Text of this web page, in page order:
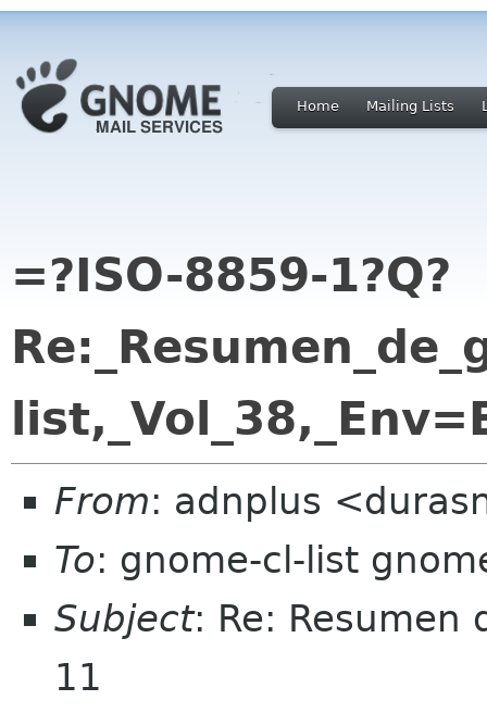
Home Mailing Lists
=?ISO-8859-1?Q?
From: adnplus
To: gnome-cl-list
Subject: Re: Resumen
11